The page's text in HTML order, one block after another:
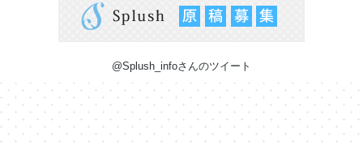
@Splush_infoさんのツイート